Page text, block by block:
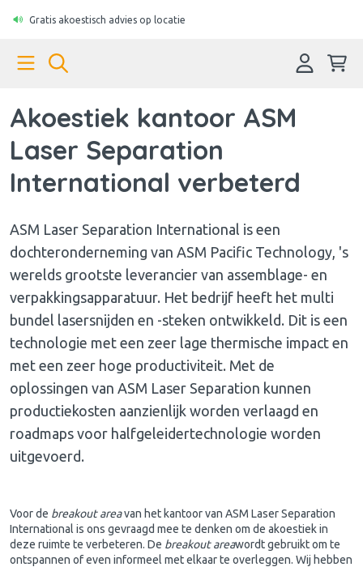
Gratis akoestisch advies op locatie
Akoestiek kantoor ASM
Laser Separation
International verbeterd
ASM Laser Separation International is een
dochteronderneming van ASM Pacific Technology, 's
werelds grootste leverancier van assemblage- en
verpakkingsapparatuur. Het bedrijf heeft het multi
bundel lasersnijden en -steken ontwikkeld. Dit is een
technologie met een zeer lage thermische impact en
met een zeer hoge productiviteit. Met de
oplossingen van ASM Laser Separation kunnen
productiekosten aanzienlijk worden verlaagd en
roadmaps voor halfgeleidertechnologie worden
uitgevoerd.
Voor de breakout areavan het kantoor van ASM Laser Separation
International is ons gevraagd mee te denken om de akoestiek in
deze ruimte te verbeteren. De breakout areawordt gebruikt om te
ontspannen of even informeel met elkaar te overleggen. Wij hebben